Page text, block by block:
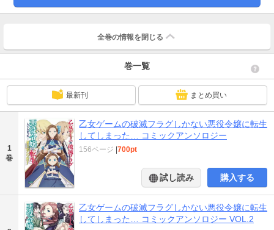
全巻の情報を 閉じる
巻一覧
最新刊 まとめ買い
1
巻
乙女ゲームの破滅フラグしかない悪役令嬢に転生
してしまった… コミックアンソロジー
156ページ |700pt
試し読み 購入する
乙女ゲームの破滅フラグしかない悪役令嬢に転生
してしまった… コミックアンソロジー VOL.2